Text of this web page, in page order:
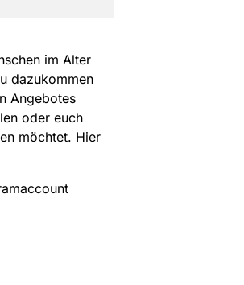
im Alter
dazukommen
Angebotes
oder euch
möchtet. Hier